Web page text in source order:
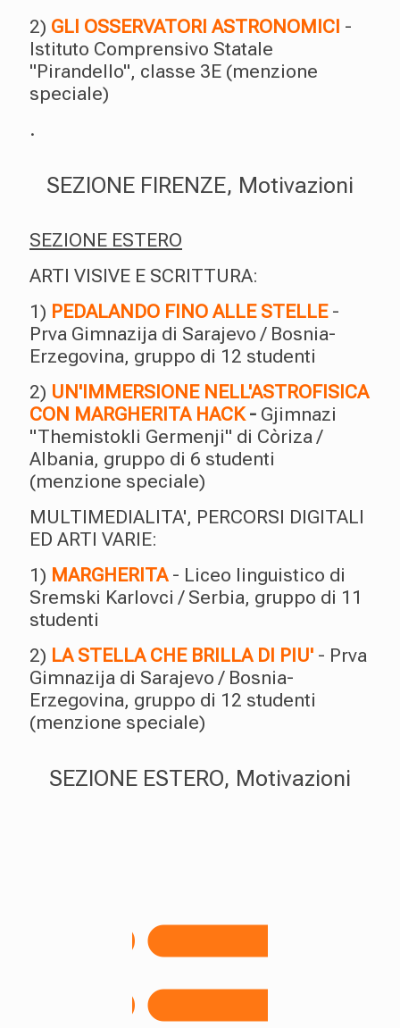
2) GLI OSSERVATORI ASTRONOMICI -
Istituto Comprensivo Statale
"Pirandello", classe 3E (menzione
speciale)
.
SEZIONE FIRENZE, Motivazioni
SEZIONE ESTERO
ARTI VISIVE E SCRITTURA:
1) PEDALANDO FINO ALLE STELLE-
Prva Gimnazija di Sarajevo / Bosnia-
Erzegovina, gruppo di 12 studenti
2) UN'IMMERSIONE NELL'ASTROFISICA
CON MARGHERITA HACK- Gjimnazi
"Themistokli Germenji" di Còriza /
Albania, gruppo di 6 studenti
(menzione speciale)
MULTIMEDIALITA', PERCORSI DIGITALI
ED ARTI VARIE:
1) MARGHERITA- Liceo linguistico di
Sremski Karlovci / Serbia, gruppo di 11
studenti
2) LA STELLA CHE BRILLA DI PIU' - Prva
Gimnazija di Sarajevo / Bosnia-
Erzegovina, gruppo di 12 studenti
(menzione speciale)
SEZIONE ESTERO, Motivazioni